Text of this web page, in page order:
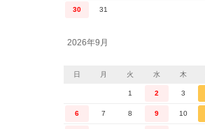
30 31
2026年9月
日 月 火 水 木
1 2 3
6 7 8 9 10